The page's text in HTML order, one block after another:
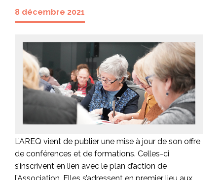
8 décembre 2021
L’AREQ vient de publier une mise à jour de son offre
de conférences et de formations. Celles-ci
s’inscrivent en lien avec le plan d’action de